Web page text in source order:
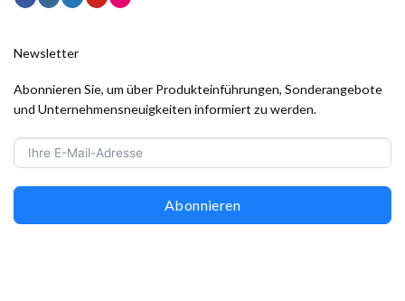
Newsletter
Abonnieren Sie, um über Produkteinführungen, Sonderangebote
und Unternehmensneuigkeiten informiert zu werden.
Abonnieren